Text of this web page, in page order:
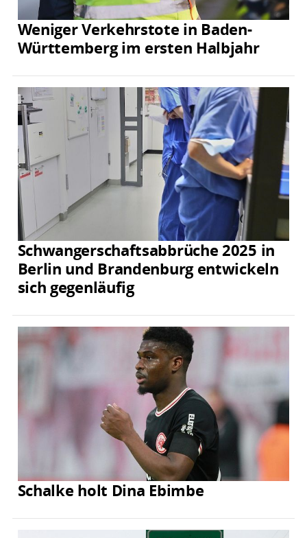
Weniger Verkehrstote in Baden-
Württemberg im ersten Halbjahr
Schwangerschaftsabbrüche 2025 in
Berlin und Brandenburg entwickeln
sich gegenläufig
Schalke holt Dina Ebimbe